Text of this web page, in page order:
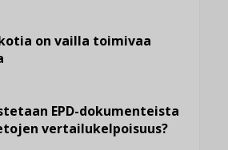
on vailla toimivaa
EPD-dokumenteista
vertailukelpoisuus?